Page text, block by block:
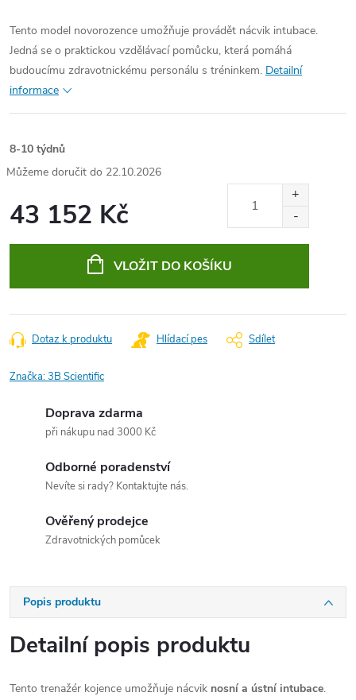
Tento model novorozence umožňuje provádět nácvik intubace.
Jedná se o praktickou vzdělávací pomůcku, která pomáhá
budoucímu zdravotnickému personálu s tréninkem. Detailní
informace
8-10 týdnů
22.10.2026
43 152 Kč
VLOŽIT DO KOŠÍKU
Dotaz k produktu Hlídací pes Sdílet
Značka:3B Scientific
Doprava zdarma
při nákupu nad 3000 Kč
Odborné poradenství
Nevíte si rady? Kontaktujte nás.
Ověřený prodejce
Zdravotnických pomůcek
Popis produktu
Detailní popis produktu
Tento trenažér kojence umožňuje nácvik nosní a ústní intubace.